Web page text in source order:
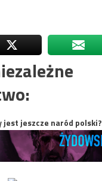
jest jeszcze naród polski?